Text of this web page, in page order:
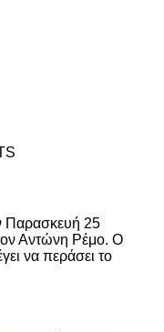
Παρασκευή 25
Αντώνη Ρέμο. Ο
να περάσει το